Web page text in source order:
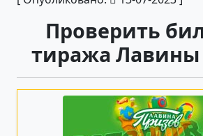
Проверить
тиража Лавины